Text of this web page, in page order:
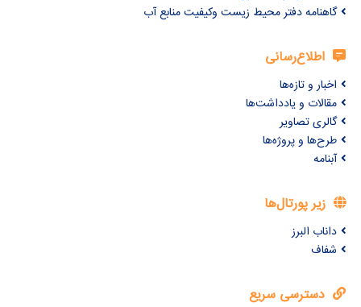
گاهنامه دفتر محیط زیست وکیفیت منابع آب
اطلاع‌رسانی
اخبار و تازه‌ها
مقالات و یادداشت‌ها
گالری تصاویر
طرح‌ها و پروژه‌ها
آبنامه
زیر پورتال‌ها
داناب البرز
شفاف
دسترسی سریع